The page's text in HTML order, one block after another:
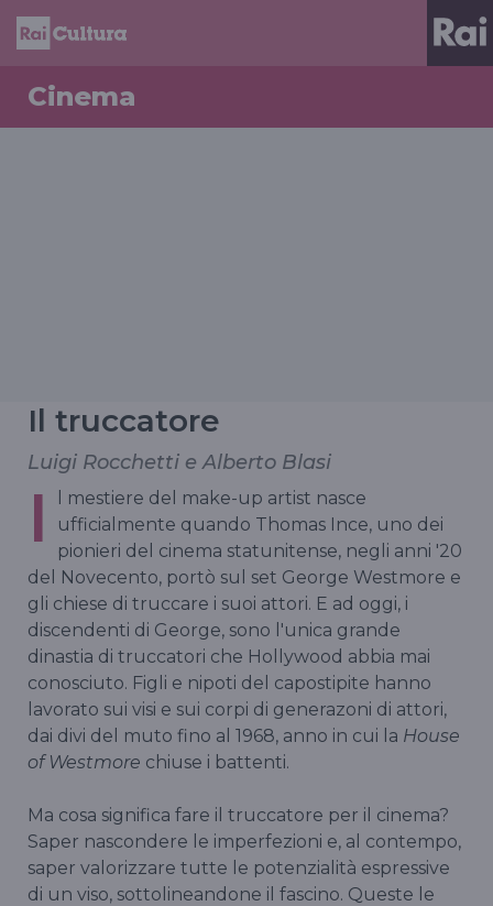
Cinema
Il truccatore
Luigi Rocchetti e Alberto Blasi
I
l mestiere del make-up artist nasce
ufficialmente quando Thomas Ince, uno dei
pionieri del cinema statunitense, negli anni '20
del Novecento, portò sul set George Westmore e
gli chiese di truccare i suoi attori. E ad oggi, i
discendenti di George, sono l'unica grande
dinastia di truccatori che Hollywood abbia mai
conosciuto. Figli e nipoti del capostipite hanno
lavorato sui visi e sui corpi di generazoni di attori,
dai divi del muto fino al 1968, anno in cui la House
of Westmore chiuse i battenti.
Ma cosa significa fare il truccatore per il cinema?
Saper nascondere le imperfezioni e, al contempo,
saper valorizzare tutte le potenzialità espressive
di un viso, sottolineandone il fascino. Queste le